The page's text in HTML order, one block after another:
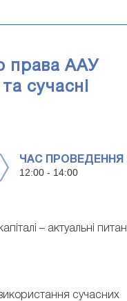
права ААУ
сучасні
ЧАС ПРОВЕДЕННЯ
12:00 - 14:00
– актуальні
сучасних